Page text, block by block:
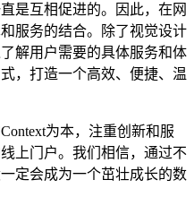
是互相促进的。因此，在网
服务的结合。除了视觉设计
解用户需要的具体服务和体
，打造一个高效、便捷、温
为本，注重创新和服
上门户。我们相信，通过不
定会成为一个茁壮成长的数